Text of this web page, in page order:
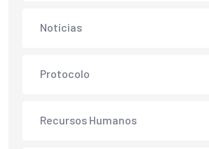
Notícias
Protocolo
Recursos Humanos